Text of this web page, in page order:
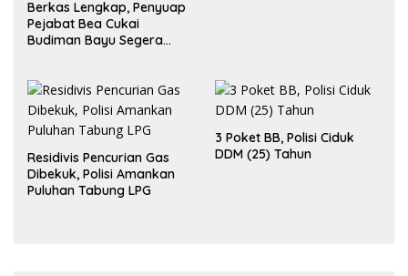
Berkas Lengkap, Penyuap
Pejabat Bea Cukai
Budiman Bayu Segera
Residivis Pencurian Gas
Dibekuk, Polisi Amankan
Puluhan Tabung LPG
3 Poket BB, Polisi Ciduk
DDM (25) Tahun